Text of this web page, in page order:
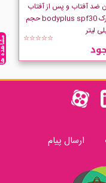
ضد آفتاب و پس از آفتاب
کاور مارک bodyplus spf30 حجم
☆☆☆☆☆
ارسال پیام